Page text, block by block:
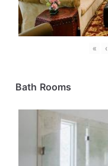
« ‹
Bath Rooms